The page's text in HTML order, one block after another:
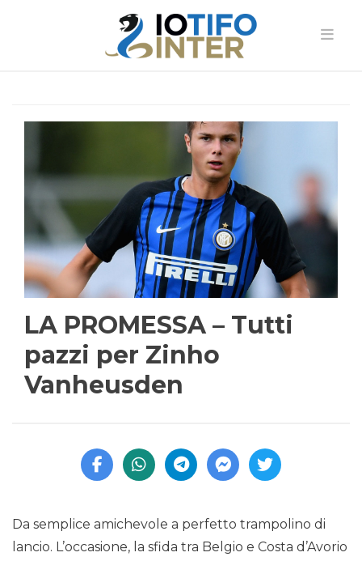
LA PROMESSA – Tutti
pazzi per Zinho
Vanheusden
Da semplice amichevole a perfetto trampolino di
lancio. L’occasione, la sfida tra Belgio e Costa d’Avorio